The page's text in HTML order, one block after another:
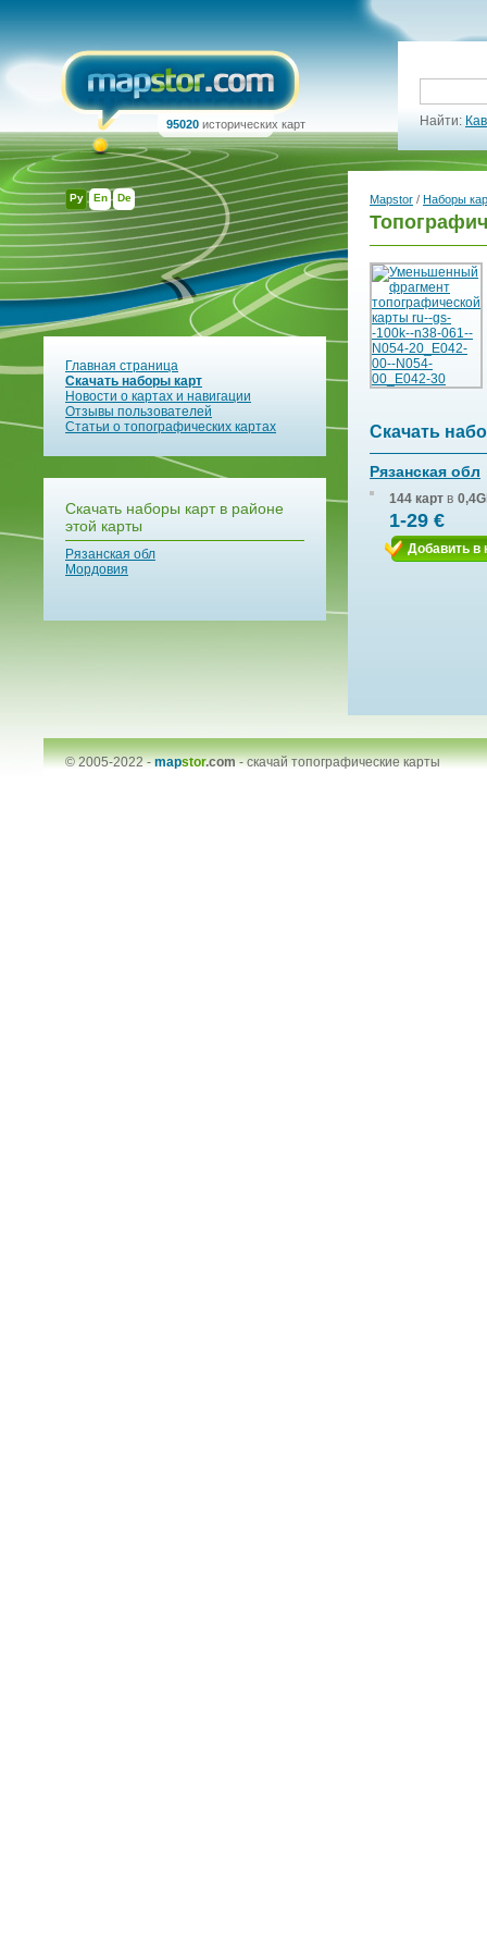
Ру En De
95020 исторических карт Найти:
Главная страница
Скачать наборы карт
Новости о картах и навигации
Отзывы пользователей
Статьи о топографических картах
Скачать наборы карт в районе
этой карты
Рязанская обл
Мордовия
Mapstor / Наборы
Скачать
Рязанская обл
144 карт в
1-29 €
Добавить в
© 2005-2022 -mapstor.com-скачай топографические карты